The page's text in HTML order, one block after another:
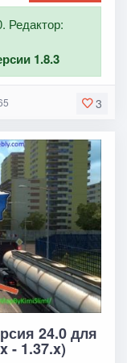
Редактор:
1.8.3
3
24.0 для
- 1.37.x)